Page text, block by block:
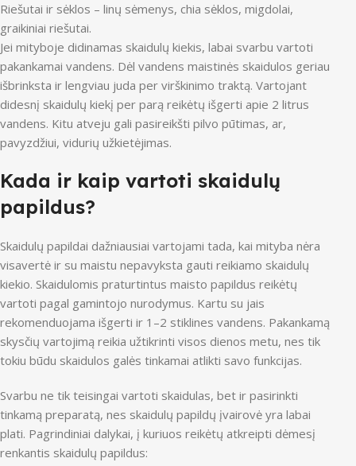
Riešutai ir sėklos – linų sėmenys, chia sėklos, migdolai,
graikiniai riešutai.
Jei mityboje didinamas skaidulų kiekis, labai svarbu vartoti
pakankamai vandens. Dėl vandens maistinės skaidulos geriau
išbrinksta ir lengviau juda per virškinimo traktą. Vartojant
didesnį skaidulų kiekį per parą reikėtų išgerti apie 2 litrus
vandens. Kitu atveju gali pasireikšti pilvo pūtimas, ar,
pavyzdžiui, vidurių užkietėjimas.
Kada ir kaip vartoti skaidulų
papildus?
Skaidulų papildai dažniausiai vartojami tada, kai mityba nėra
visavertė ir su maistu nepavyksta gauti reikiamo skaidulų
kiekio. Skaidulomis praturtintus maisto papildus reikėtų
vartoti pagal gamintojo nurodymus. Kartu su jais
rekomenduojama išgerti ir 1–2 stiklines vandens. Pakankamą
skysčių vartojimą reikia užtikrinti visos dienos metu, nes tik
tokiu būdu skaidulos galės tinkamai atlikti savo funkcijas.
Svarbu ne tik teisingai vartoti skaidulas, bet ir pasirinkti
tinkamą preparatą, nes skaidulų papildų įvairovė yra labai
plati. Pagrindiniai dalykai, į kuriuos reikėtų atkreipti dėmesį
renkantis skaidulų papildus: